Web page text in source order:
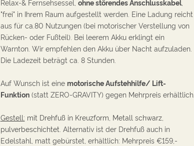
Relax-& Fernsehsessel ohne störendes Anschlusskabel
"frei" in Ihrem Raum aufgestellt werden. Eine Ladung reicht
aus für ca.80 Nutzungen (bei motorischer Verstellung von
Rücken- oder Fußteil) . Bei leerem Akku erklingt ein
Warnton. Wir empfehlen den Akku über Nacht aufzuladen.
Die Ladezeit beträgt ca. 8 Stunden.
Auf Wunsch ist eine motorische Aufstehhilfe/ Lift-
Funktion(statt ZERO-GRAVITY) gegen Mehrpreis erhältlich.
Gestell: mit Drehfuß in Kreuzform, Metall schwarz,
pulverbeschichtet. Alternativ ist der Drehfuß auch in
Edelstahl, matt gebürstet, erhältlich: Mehrpreis €159,-